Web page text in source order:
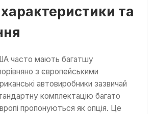
характеристики та
часто мають багатшу
з європейськими
автовиробники зазвичай
комплектацію багато
пропонуються як опція. Це